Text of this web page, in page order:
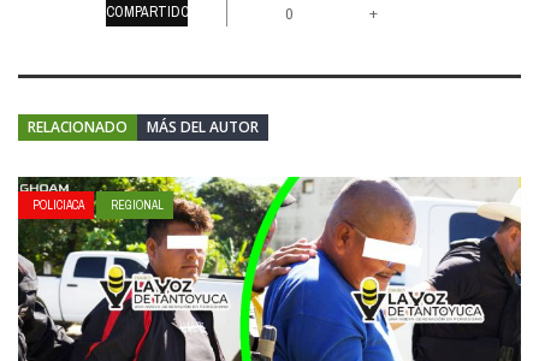
COMPARTIDOS 0 +
RELACIONADO MÁS DEL AUTOR
POLICIACA REGIONAL